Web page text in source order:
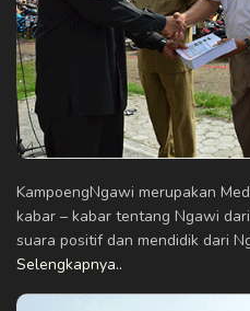
KampoengNgawi merupakan
kabar – kabar tentang Ngawi
suara positif dan mendidik dari
Selengkapnya..